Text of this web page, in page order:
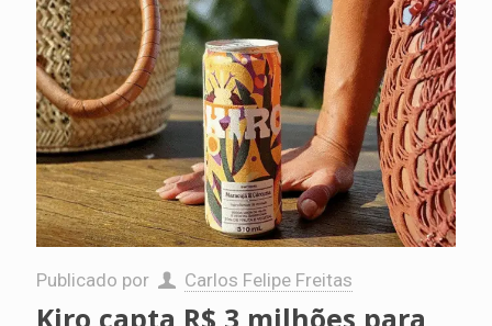
Publicado por Carlos Felipe Freitas